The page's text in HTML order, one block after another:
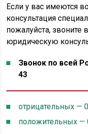
Если у вас имеются
консультация
пожалуйста,
юридическую
Звонок по всей
43
отрицательных — 0
положительных —